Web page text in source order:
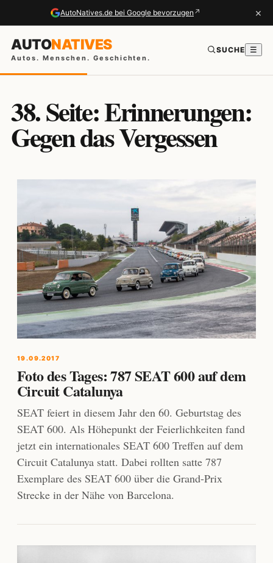
AutoNatives.de bei Google bevorzugen ↗ ×
AUTONATIVES
Autos. Menschen. Geschichten.
SUCHE ☰
38. Seite: Erinnerungen:
Gegen das Vergessen
19.09.2017
Foto des Tages: 787 SEAT 600 auf dem
Circuit Catalunya
SEAT feiert in diesem Jahr den 60. Geburtstag des
SEAT 600. Als Höhepunkt der Feierlichkeiten fand
jetzt ein internationales SEAT 600 Treffen auf dem
Circuit Catalunya statt. Dabei rollten satte 787
Exemplare des SEAT 600 über die Grand-Prix
Strecke in der Nähe von Barcelona.